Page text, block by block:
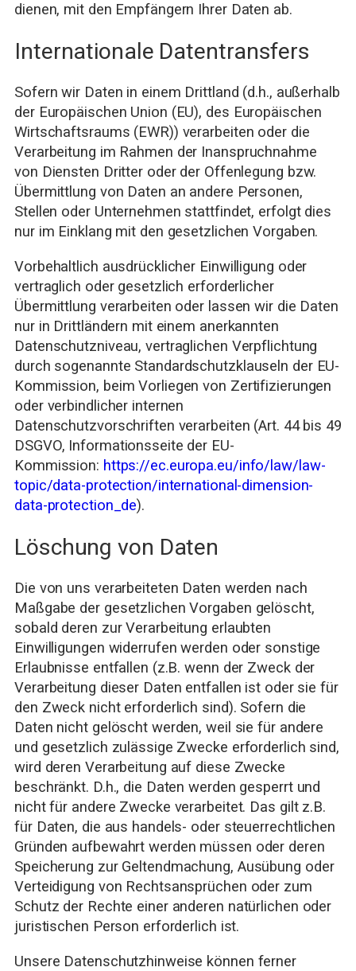
dienen, mit den Empfängern Ihrer Daten ab.
Internationale Datentransfers
Sofern wir Daten in einem Drittland (d.h., außerhalb
der Europäischen Union (EU), des Europäischen
Wirtschaftsraums (EWR)) verarbeiten oder die
Verarbeitung im Rahmen der Inanspruchnahme
von Diensten Dritter oder der Offenlegung bzw.
Übermittlung von Daten an andere Personen,
Stellen oder Unternehmen stattfindet, erfolgt dies
nur im Einklang mit den gesetzlichen Vorgaben.
Vorbehaltlich ausdrücklicher Einwilligung oder
vertraglich oder gesetzlich erforderlicher
Übermittlung verarbeiten oder lassen wir die Daten
nur in Drittländern mit einem anerkannten
Datenschutzniveau, vertraglichen Verpflichtung
durch sogenannte Standardschutzklauseln der EU-
Kommission, beim Vorliegen von Zertifizierungen
oder verbindlicher internen
Datenschutzvorschriften verarbeiten (Art. 44 bis 49
DSGVO, Informationsseite der EU-
Kommission: https://ec.europa.eu/info/law/law-
topic/data-protection/international-dimension-
data-protection_de).
Löschung von Daten
Die von uns verarbeiteten Daten werden nach
Maßgabe der gesetzlichen Vorgaben gelöscht,
sobald deren zur Verarbeitung erlaubten
Einwilligungen widerrufen werden oder sonstige
Erlaubnisse entfallen (z.B. wenn der Zweck der
Verarbeitung dieser Daten entfallen ist oder sie für
den Zweck nicht erforderlich sind). Sofern die
Daten nicht gelöscht werden, weil sie für andere
und gesetzlich zulässige Zwecke erforderlich sind,
wird deren Verarbeitung auf diese Zwecke
beschränkt. D.h., die Daten werden gesperrt und
nicht für andere Zwecke verarbeitet. Das gilt z.B.
für Daten, die aus handels- oder steuerrechtlichen
Gründen aufbewahrt werden müssen oder deren
Speicherung zur Geltendmachung, Ausübung oder
Verteidigung von Rechtsansprüchen oder zum
Schutz der Rechte einer anderen natürlichen oder
juristischen Person erforderlich ist.
Unsere Datenschutzhinweise können ferner